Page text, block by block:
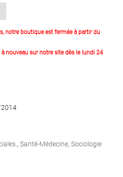
notre boutique est fermée à partir du
nouveau sur notre site dès le lundi 24
, Santé-Médecine, Sociologie